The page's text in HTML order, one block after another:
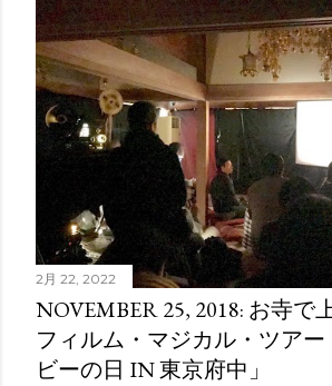
2月 22, 2022
NOVEMBER 25, 2018: お寺で
フィルム・マジカル・ツア
ビーの日 IN 東京府中」